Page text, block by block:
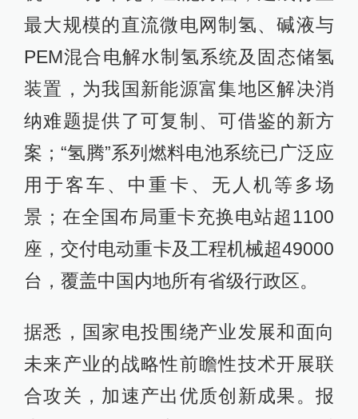
最大规模的直流微电网制氢、碱液与
PEM混合电解水制氢系统及固态储氢
装置，为我国新能源富集地区解决消
纳难题提供了可复制、可借鉴的新方
案；“氢腾”系列燃料电池系统已广泛应
用于客车、中重卡、无人机等多场
景；在全国布局重卡充换电站超1100
座，交付电动重卡及工程机械超49000
台，覆盖中国内地所有省级行政区。
据悉，国家电投围绕产业发展和面向
未来产业的战略性前瞻性技术开展联
合攻关，加速产出优质创新成果。报